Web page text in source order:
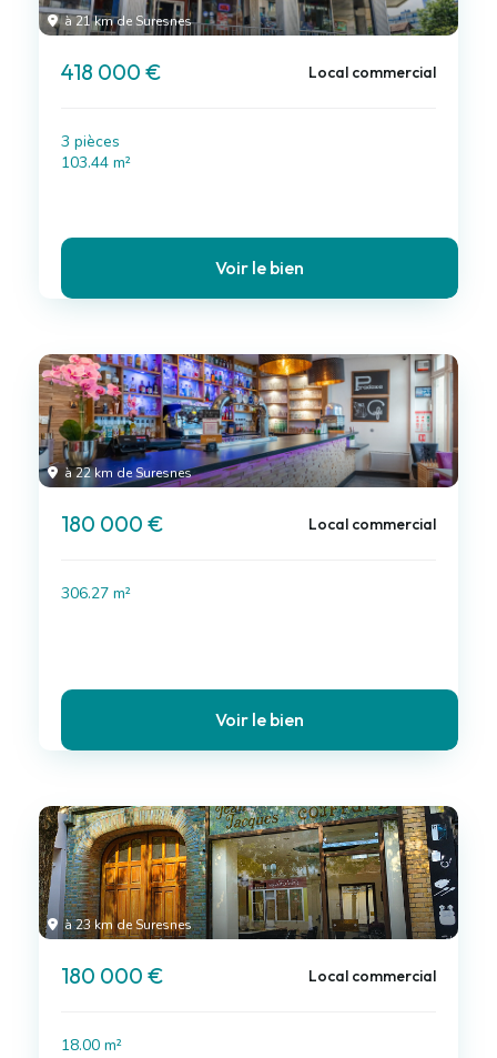
à 21 km de Suresnes
418 000 € Local commercial
3 pièces
103.44 m²
Voir le bien
à 22 km de Suresnes
180 000 € Local commercial
306.27 m²
Voir le bien
à 23 km de Suresnes
180 000 € Local commercial
18.00 m²